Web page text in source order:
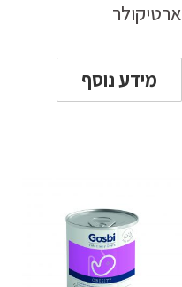
ארטיקולר
מידע נוסף